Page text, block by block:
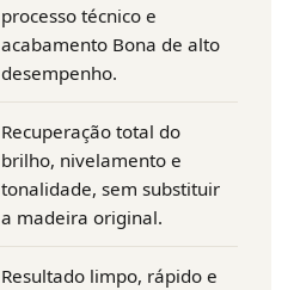
processo técnico e
acabamento Bona de alto
desempenho.
Recuperação total do
brilho, nivelamento e
tonalidade, sem substituir
a madeira original.
Resultado limpo, rápido e